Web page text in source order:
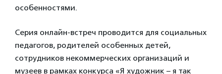
особенностями.
Серия онлайн-встреч проводится для социальных
педагогов, родителей особенных детей,
сотрудников некоммерческих организаций и
музеев в рамках конкурса «Я художник – я так